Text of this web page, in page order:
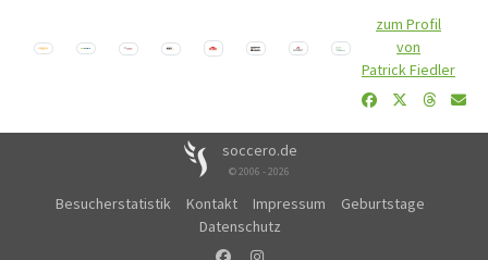
zum Profil
von
Patrick Fiedler
soccero.de
© 2006 - 2026
Besucherstatistik Kontakt Impressum
Geburtstage
Datenschutz